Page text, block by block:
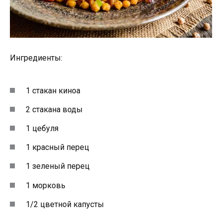
Ингредиенты:
1 стакан киноа
2 стакана воды
1 цебуля
1 красный перец
1 зеленый перец
1 морковь
1/2 цветной капусты